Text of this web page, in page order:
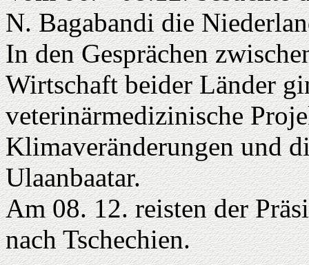
N. Bagabandi die
In den Gesprächen
Wirtschaft beider Länder
veterinärmedizinische
Klimaveränderungen und
Ulaanbaatar.
Am 08. 12. reisten der
nach Tschechien.